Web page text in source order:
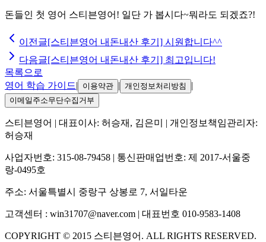
돈들인 첫 영어 스티븐영어! 일단 가 봅시다~뭐라도 되겠죠?!
이전글[스티븐영어 내돈내산 후기] 시원합니다^^
다음글[스티븐영어 내돈내산 후기] 최고입니다!
목록으로
영어 학습 가이드| 이용약관 | 개인정보처리방침 |
이메일주소무단수집거부
스티븐영어 | 대표이사: 허승재, 김은미
| 개인정보책임관리자:
허승재
사업자번호: 315-08-79458 | 통신판매업번호: 제 2017-서울중
랑-0495호
주소: 서울특별시 중랑구 상봉로 7, 서일타운
고객센터 : win31707@naver.com | 대표번호 010-9583-1408
COPYRIGHT © 2015 스티븐영어 . ALL RIGHTS RESERVED.